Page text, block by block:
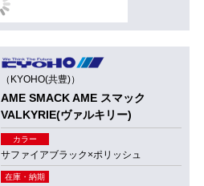
（KYOHO(共豊)）
AME SMACK AME スマック
VALKYRIE(ヴァルキリー)
カラー
サファイアブラック×ポリッシュ
在庫・納期